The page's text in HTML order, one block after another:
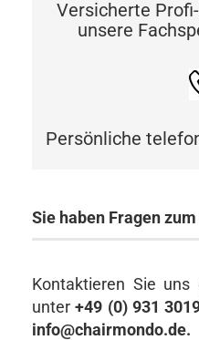
Versicherte
unsere
Persönliche
Sie haben Fragen
Kontaktieren Sie
unter +49 (0) 931
info@chairmondo.de.